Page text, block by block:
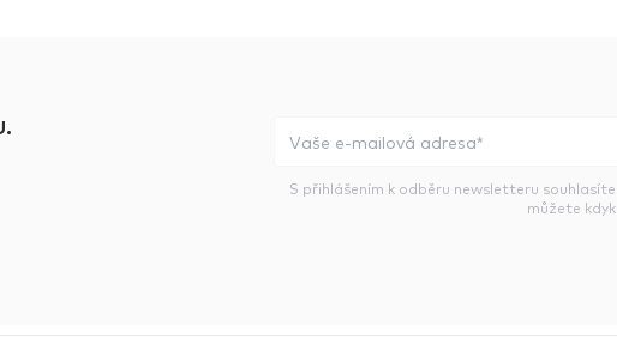
S přihlášením k odběru newsletteru
můžete